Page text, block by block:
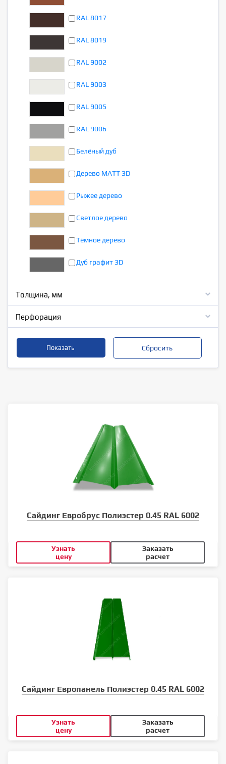
RAL 8017
RAL 8019
RAL 9002
RAL 9003
RAL 9005
RAL 9006
Белёный дуб
Дерево MATT 3D
Рыжее дерево
Светлое дерево
Тёмное дерево
Дуб графит 3D
Толщина, мм
Перфорация
Сайдинг Евробрус Полиэстер 0.45 RAL 6002
Узнать
цену
Заказать
расчет
Сайдинг Европанель Полиэстер 0.45 RAL 6002
Узнать
цену
Заказать
расчет